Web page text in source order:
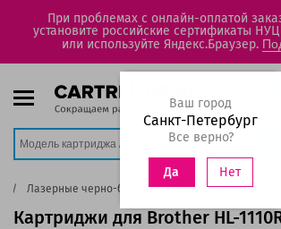
При проблемах с онлайн-оплатой
установите российские сертификаты
или используйте Яндекс.Браузер.
Ваш город
Санкт-Петербург
Все верно?
Да Нет
Лазерные черно-белые принтеры, МФУ HL
Картриджи для Brother HL-1110R